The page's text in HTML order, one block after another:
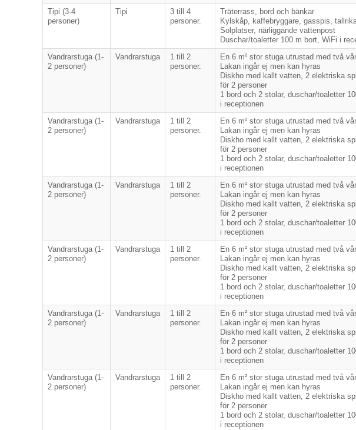
Tipi (3-4
personer)
Tipi
3 till 4
personer.
Träterrass, bord och bänkar
Kylskåp, kaffebryggare, gasspis,
Solplatser, närliggande vattenpost
Duschar/toaletter 100 m bort, WiFi i
Vandrarstuga (1-
2 personer)
Vandrarstuga
1 till 2
personer.
En 6 m² stor stuga utrustad med två
Lakan ingår ej men kan hyras
Diskho med kallt vatten, 2 elektriska
för 2 personer
1 bord och 2 stolar, duschar/toaletter
i receptionen
Vandrarstuga (1-
2 personer)
Vandrarstuga
1 till 2
personer.
En 6 m² stor stuga utrustad med två
Lakan ingår ej men kan hyras
Diskho med kallt vatten, 2 elektriska
för 2 personer
1 bord och 2 stolar, duschar/toaletter
i receptionen
Vandrarstuga (1-
2 personer)
Vandrarstuga
1 till 2
personer.
En 6 m² stor stuga utrustad med två
Lakan ingår ej men kan hyras
Diskho med kallt vatten, 2 elektriska
för 2 personer
1 bord och 2 stolar, duschar/toaletter
i receptionen
Vandrarstuga (1-
2 personer)
Vandrarstuga
1 till 2
personer.
En 6 m² stor stuga utrustad med två
Lakan ingår ej men kan hyras
Diskho med kallt vatten, 2 elektriska
för 2 personer
1 bord och 2 stolar, duschar/toaletter
i receptionen
Vandrarstuga (1-
2 personer)
Vandrarstuga
1 till 2
personer.
En 6 m² stor stuga utrustad med två
Lakan ingår ej men kan hyras
Diskho med kallt vatten, 2 elektriska
för 2 personer
1 bord och 2 stolar, duschar/toaletter
i receptionen
Vandrarstuga (1-
2 personer)
Vandrarstuga
1 till 2
personer.
En 6 m² stor stuga utrustad med två
Lakan ingår ej men kan hyras
Diskho med kallt vatten, 2 elektriska
för 2 personer
1 bord och 2 stolar, duschar/toaletter
i receptionen